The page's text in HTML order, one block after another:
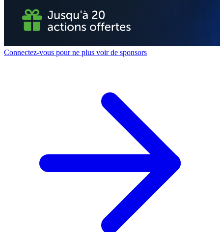
Connectez-vous pour ne plus voir de sponsors